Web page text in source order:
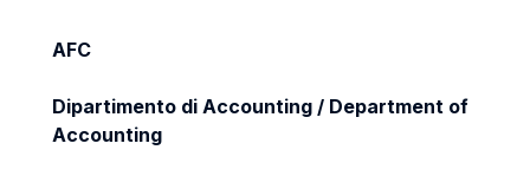
AFC
Dipartimento di Accounting / Department of
Accounting